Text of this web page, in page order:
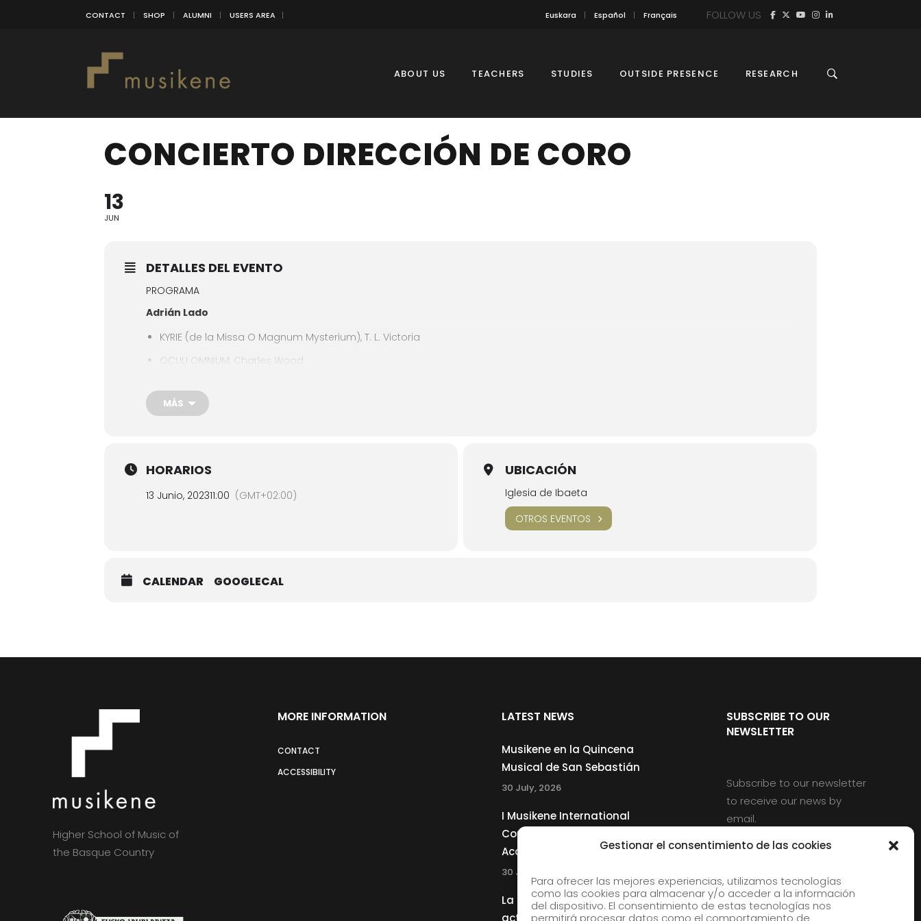
Gestionar el consentimiento de las cookies
Para ofrecer las mejores experiencias, utilizamos tecnologías
como las cookies para almacenar y/o acceder a la información
del dispositivo. El consentimiento de estas tecnologías nos
permitirá procesar datos como el comportamiento de
CONTACT SHOP ALUMNI USERS AREA Euskara Español Français FOLLOW US
ABOUT US TEACHERS STUDIES OUTSIDE PRESENCE RESEARCH
CONCIERTO DIRECCIÓN DE CORO
13
JUN
DETALLES DEL EVENTO
PROGRAMA
Adrián Lado
KYRIE (de la Missa O Magnum Mysterium), T. L. Victoria
OCULI OMNIUM, Charles Wood
Mateo Gómez
MILLE REGRETZ, Josquin Desprez
Sara Liton
O SÜSSER MAI, Johannes Brahms
Enola Arruebarrena
SOLFEGGIO, Arvo Pärt
MÁS
HORARIOS
13 Junio, 202311:00 (GMT+02:00)
UBICACIÓN
Iglesia de Ibaeta
OTROS EVENTOS
CALENDAR GOOGLECAL
Higher School of Music of
the Basque Country
MORE INFORMATION
CONTACT
ACCESSIBILITY
LATEST NEWS
Musikene en la Quincena
Musical de San Sebastián
30 July, 2026
I Musikene International
Competition for Young
Accordionists
30 July, 2026
La Musikene Big Band
actuará junto a Charles
SUBSCRIBE TO OUR
NEWSLETTER
Subscribe to our newsletter
to receive our news by
email.